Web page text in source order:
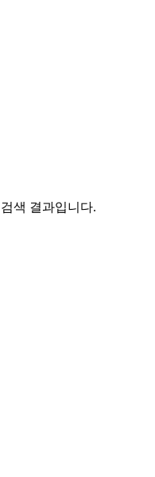
색 결과입니다.